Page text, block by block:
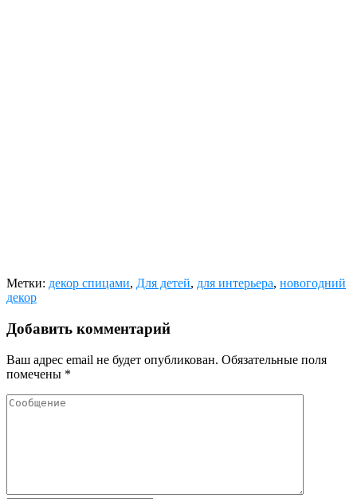
Метки: декор спицами, Для детей, для интерьера, новогодний
декор
Добавить комментарий
Ваш адрес email не будет опубликован. Обязательные поля
помечены *